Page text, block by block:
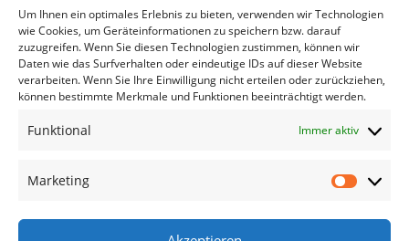
Um Ihnen ein optimales Erlebnis zu bieten, verwenden wir Technologien
wie Cookies, um Geräteinformationen zu speichern bzw. darauf
zuzugreifen. Wenn Sie diesen Technologien zustimmen, können wir
Daten wie das Surfverhalten oder eindeutige IDs auf dieser Website
verarbeiten. Wenn Sie Ihre Einwilligung nicht erteilen oder zurückziehen,
können bestimmte Merkmale und Funktionen beeinträchtigt werden.
Funktional Immer aktiv
Marketing
Datenschutzerklärung
Impressum